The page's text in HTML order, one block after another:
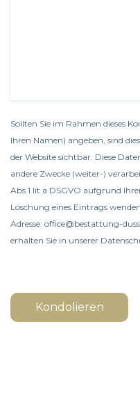
Sollten Sie im Rahmen dieses
Ihren Namen) angeben, sind
der Website sichtbar. Diese
andere Zwecke (weiter-)
Abs 1 lit a DSGVO aufgrund
Löschung eines Eintrags
Adresse: office@bestattung-
erhalten Sie in unserer
Kondolieren